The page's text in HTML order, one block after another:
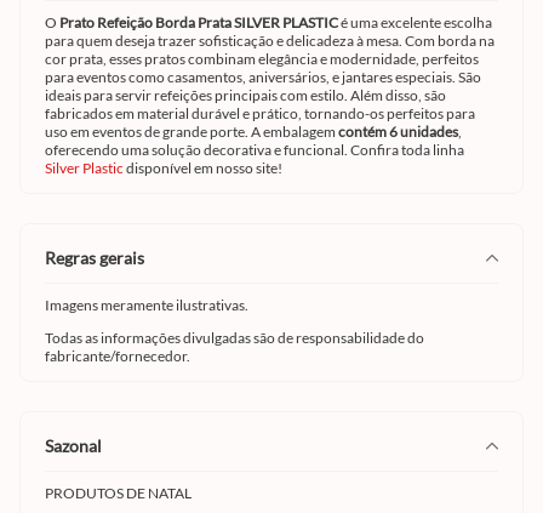
O Prato Refeição Borda Prata SILVER PLASTICé uma excelente escolha
para quem deseja trazer sofisticação e delicadeza à mesa. Com borda na
cor prata, esses pratos combinam elegância e modernidade, perfeitos
para eventos como casamentos, aniversários, e jantares especiais. São
ideais para servir refeições principais com estilo. Além disso, são
fabricados em material durável e prático, tornando-os perfeitos para
uso em eventos de grande porte. A embalagem contém 6 unidades,
oferecendo uma solução decorativa e funcional. Confira toda linha
Silver Plastic disponível em nosso site!
regras gerais
Imagens meramente ilustrativas.
Todas as informações divulgadas são de responsabilidade do
fabricante/fornecedor.
sazonal
PRODUTOS DE NATAL